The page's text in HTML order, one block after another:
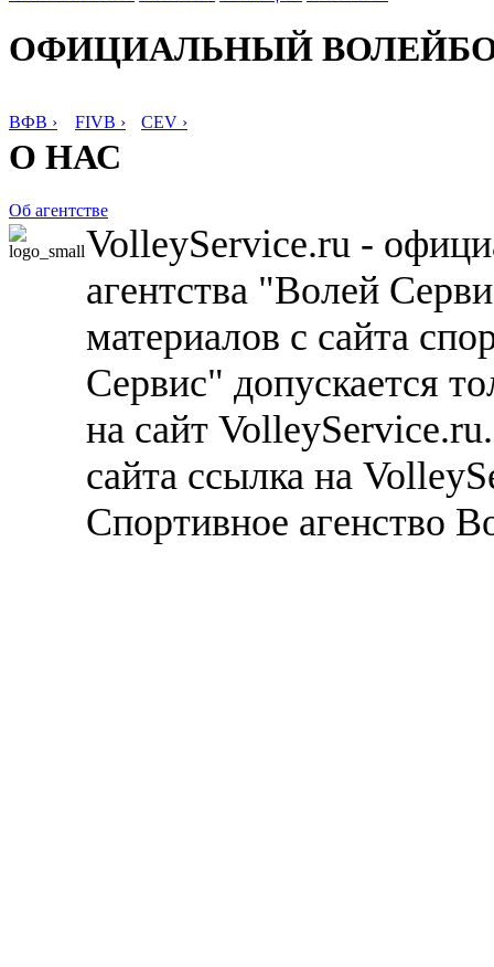
ОФИЦИАЛЬНЫЙ
ВФВ › FIVB › CEV ›
О НАС
Об агентстве
VolleyService.ru -
агентства "Волей
материалов с сайта
Сервис" допускается
на сайт
сайта ссылка на
Спортивное агенство